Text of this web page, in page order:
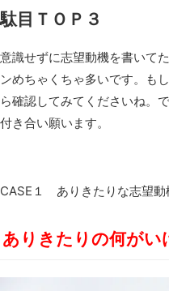
駄目ＴＯＰ３
意識せずに志望動機を書いて
ンめちゃくちゃ多いです。も
ら確認してみてくださいね。
付き合い願います。
CASE１ ありきたりな志望動
ありきたりの何がい